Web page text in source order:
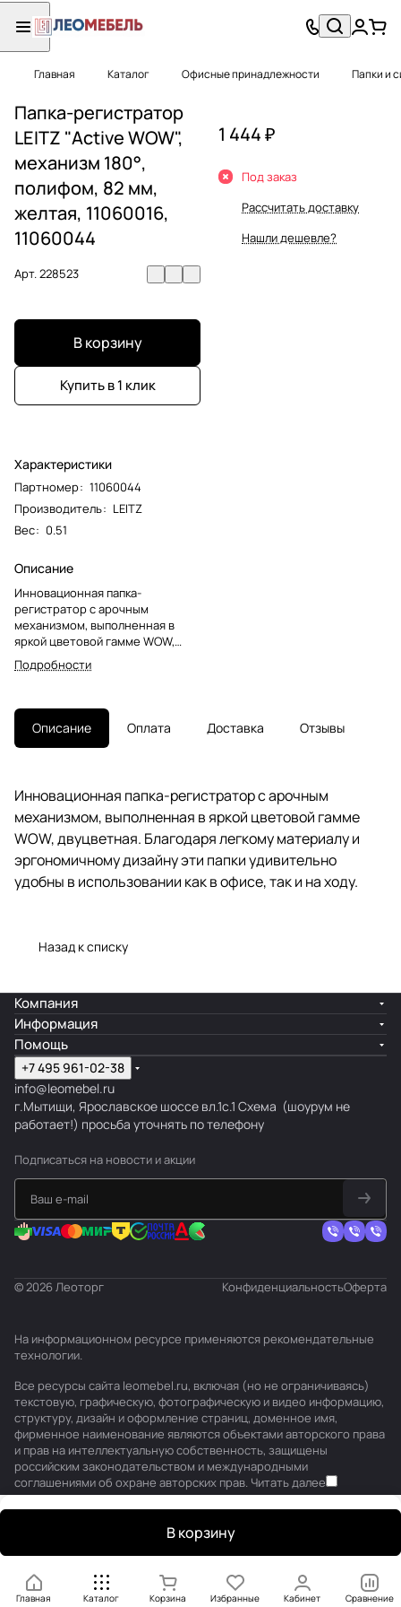
Главная Каталог Офисные принадлежности Папки и
Папка-регистратор
LEITZ "Active WOW",
механизм 180°,
полифом, 82 мм,
желтая, 11060016,
11060044
Арт.228523
В корзину
Купить в 1 клик
Характеристики
Партномер: 11060044
Производитель: LEITZ
Вес: 0.51
Описание
Инновационная папка-
регистратор с арочным
механизмом, выполненная в
яркой цветовой гамме WOW,
двуцветная. Благодаря легкому
материалу и эргономичному
удобны в использовании как в
офисе, так и на ходу.
Подробности
1 444 ₽
Под заказ
Рассчитать доставку
Нашли дешевле?
Описание Оплата Доставка Отзывы
Инновационная папка-регистратор с арочным
механизмом, выполненная в яркой цветовой гамме
WOW, двуцветная. Благодаря легкому материалу и
эргономичному дизайну эти папки удивительно
удобны в использовании как в офисе, так и на ходу.
Назад к списку
В корзину
Главная Каталог Корзина Избранные Кабинет Сравнение
Компания
Информация
Помощь
+7 495 961-02-38
info@leomebel.ru
г.Мытищи, Ярославское шоссе вл.1с.1 Схема (шоурум не
работает!) просьба уточнять по телефону
Подписаться на новости и акции
© 2026 Леоторг КонфиденциальностьОферта
На информационном ресурсе применяются рекомендательные
технологии.
Все ресурсы сайта leomebel.ru, включая (но не ограничиваясь)
текстовую, графическую, фотографическую и видео информацию,
структуру, дизайн и оформление страниц, доменное имя,
фирменное наименование являются объектами авторского права
и прав на интеллектуальную собственность, защищены
российским законодательством и международными
соглашениями об охране авторских прав. Читать далее